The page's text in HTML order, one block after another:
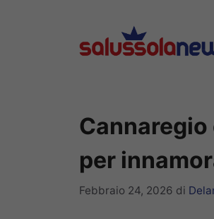
per
Febbraio 24, 2026 di